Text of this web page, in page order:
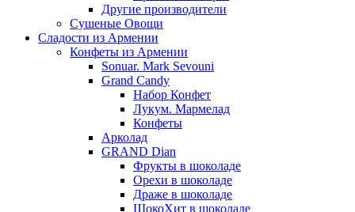
Другие производители
Сушеные Овощи
Сладости из Армении
Конфеты из Армении
Sonuar. Mark Sevouni
Grand Candy
Набор Конфет
Лукум. Мармелад
Конфеты
Арколад
GRAND Dian
Фрукты в шоколаде
Орехи в шоколаде
Драже в шоколаде
ШокоХит в шоколаде